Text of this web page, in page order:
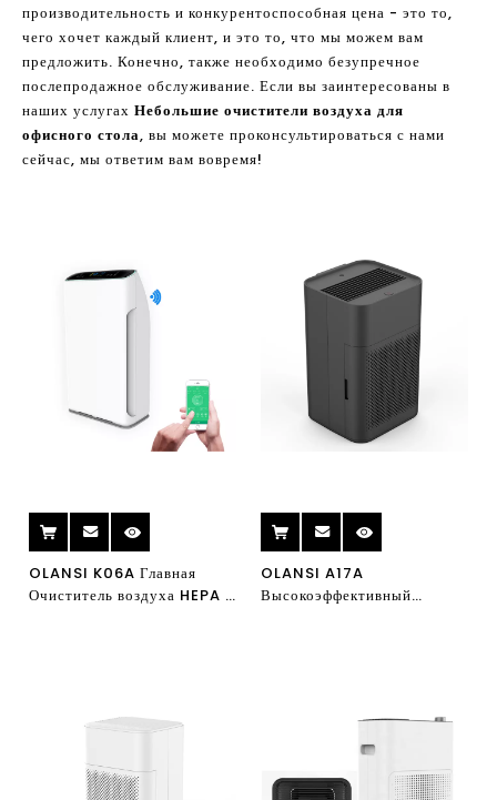
производительность и конкурентоспособная цена - это то,
чего хочет каждый клиент, и это то, что мы можем вам
предложить. Конечно, также необходимо безупречное
послепродажное обслуживание. Если вы заинтересованы в
наших услугах Небольшие очистители воздуха для
офисного стола, вы можете проконсультироваться с нами
сейчас, мы ответим вам вовремя!
OLANSI K06A Главная
Очиститель воздуха HEPA с
OLANSI A17A
Высокоэффективный